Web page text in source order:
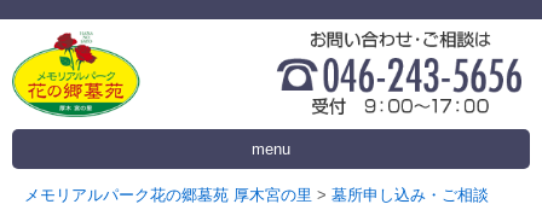
menu
メモリアルパーク花の郷墓苑 厚木宮の里 > 墓所申し込み・ご相談